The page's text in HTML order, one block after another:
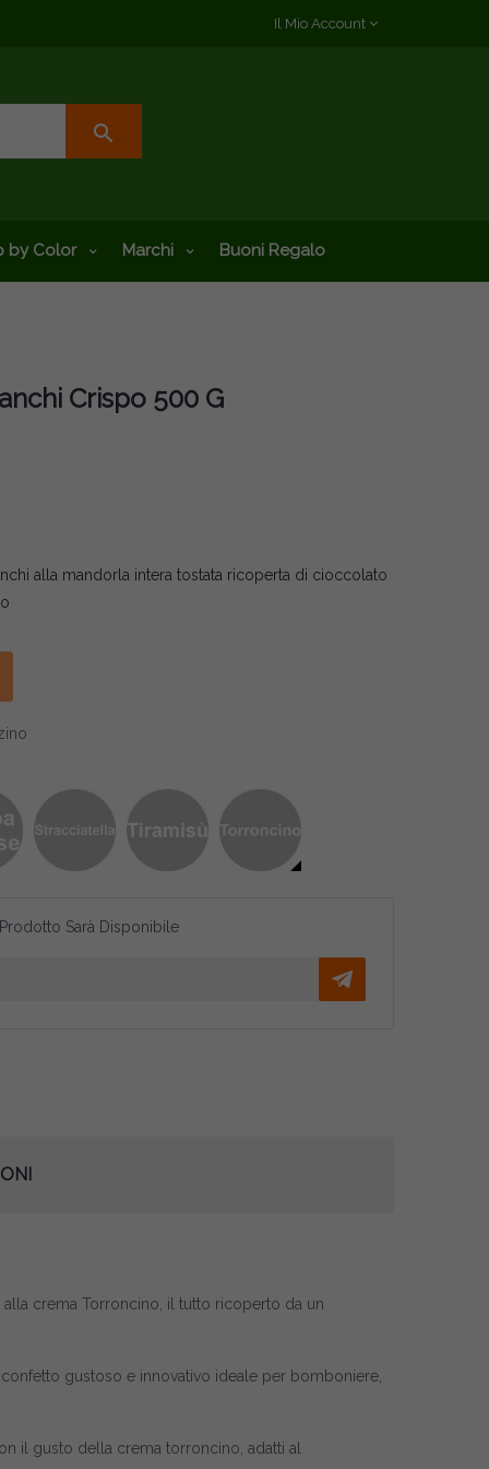
Il Mio Account
search
by Color Marchi Buoni Regalo
Crispo 500 G
alla mandorla intera tostata ricoperta di cioccolato
Sarà Disponibile
crema Torroncino, il tutto ricoperto da un
gustoso e innovativo ideale per bomboniere,
il gusto della crema torroncino, adatti al